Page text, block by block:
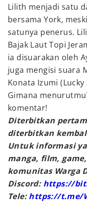
Lilith menjadi satu
bersama York,
satunya penerus.
Bajak Laut Topi
ia disuarakan oleh
juga mengisi suara
Konata Izumi (Lucky
Gimana
komentar!
Diterbitkan
diterbitkan
Untuk informasi
manga, film,
komunitas Warga
Discord: https://
Tele:https://t.me/